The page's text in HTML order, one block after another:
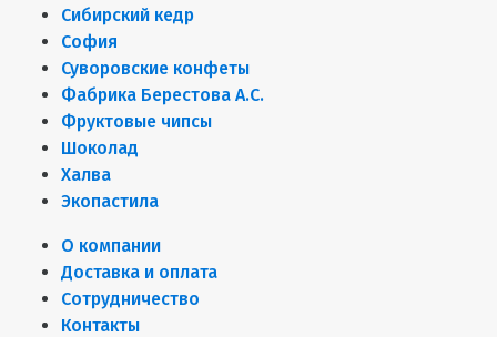
Сибирский кедр
София
Суворовские конфеты
Фабрика Берестова А.С.
Фруктовые чипсы
Шоколад
Халва
Экопастила
О компании
Доставка и оплата
Сотрудничество
Контакты